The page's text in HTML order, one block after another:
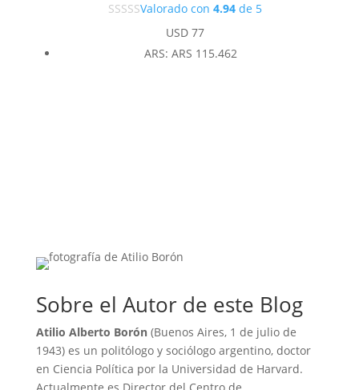
Valorado con 4.94de 5
USD77
ARS: ARS 115.462
Sobre el Autor de este Blog
Atilio Alberto Borón(Buenos Aires, 1 de julio de
1943) es un politólogo y sociólogo argentino, doctor
en Ciencia Política por la Universidad de Harvard.